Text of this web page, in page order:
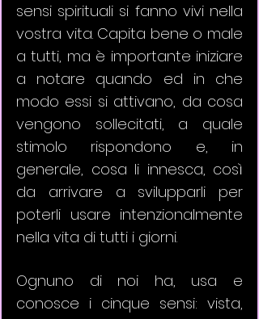
sensi spirituali si fanno vivi nella
vostra vita. Capita bene o male
a tutti, ma è importante iniziare
a notare quando ed in che
modo essi si attivano, da cosa
vengono sollecitati, a quale
stimolo rispondono e, in
generale, cosa li innesca, così
da arrivare a svilupparli per
poterli usare intenzionalmente
nella vita di tutti i giorni.
Ognuno di noi ha, usa e
conosce i cinque sensi: vista,